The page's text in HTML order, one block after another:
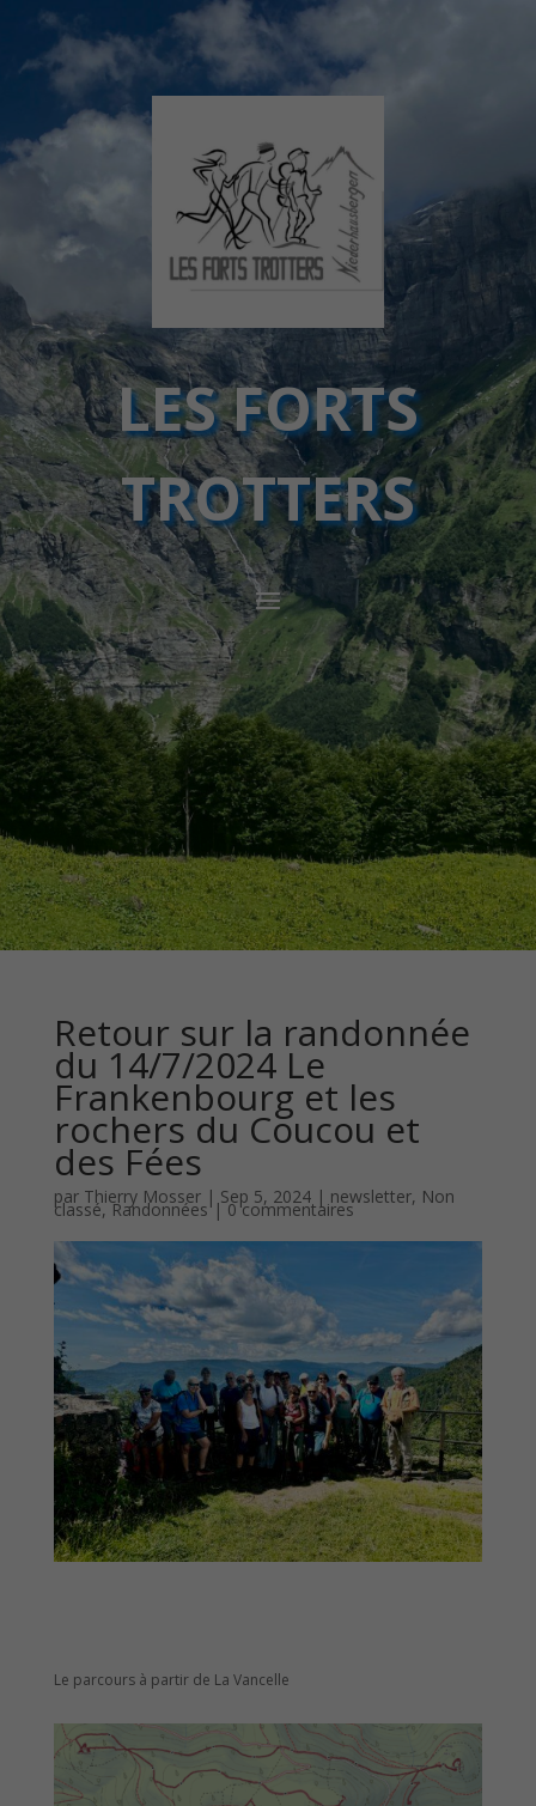
LES FORTS
TROTTERS
Retour sur la randonnée
du 14/7/2024 Le
Frankenbourg et les
rochers du Coucou et
des Fées
par Thierry Mosser| Sep 5, 2024| newsletter, Non
classé,Randonnées|0 commentaires
Le parcours à partir de La Vancelle